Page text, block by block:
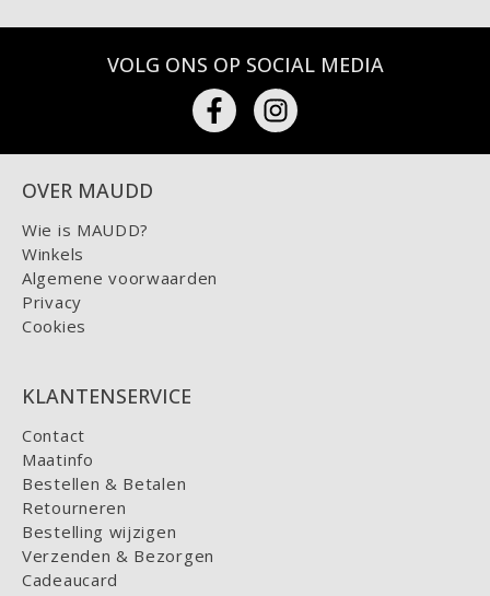
VOLG ONS OP SOCIAL MEDIA
OVER MAUDD
Wie is MAUDD?
Winkels
Algemene voorwaarden
Privacy
Cookies
KLANTENSERVICE
Contact
Maatinfo
Bestellen & Betalen
Retourneren
Bestelling wijzigen
Verzenden & Bezorgen
Cadeaucard